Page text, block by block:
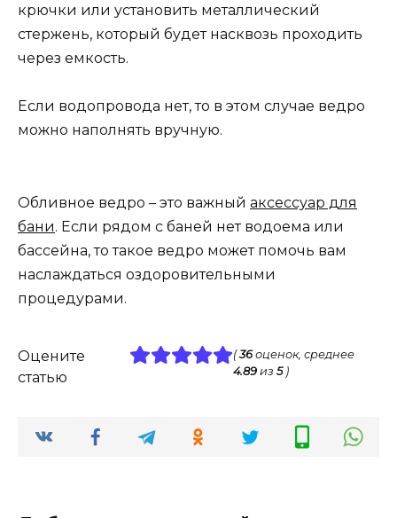
крючки или установить металлический
стержень, который будет насквозь проходить
через емкость.
Если водопровода нет, то в этом случае ведро
можно наполнять вручную.
Обливное ведро – это важный аксессуар для
бани. Если рядом с баней нет водоема или
бассейна, то такое ведро может помочь вам
наслаждаться оздоровительными
процедурами.
Оцените
статью
(36оценок, среднее
4.89 из5)